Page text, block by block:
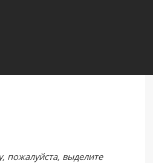
пожалуйста, выделите